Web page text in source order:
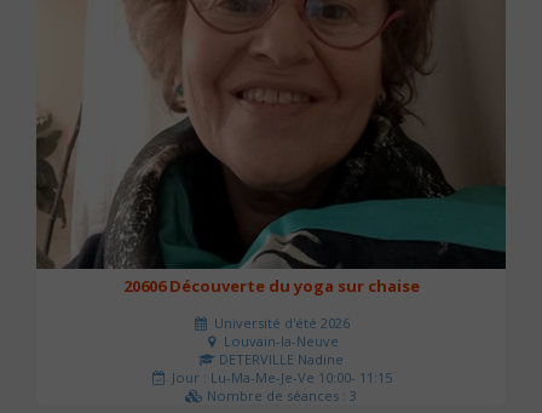
20606 Découverte du yoga sur chaise
Université d'été 2026
Louvain-la-Neuve
DETERVILLE Nadine
Jour : Lu-Ma-Me-Je-Ve 10:00- 11:15
Nombre de séances : 3